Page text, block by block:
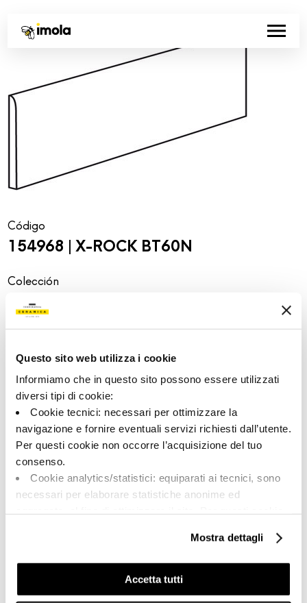
Questo sito web utilizza i cookie
Informiamo che in questo sito possono essere utilizzati
diversi tipi di cookie:
Cookie tecnici: necessari per ottimizzare la
navigazione e fornire eventuali servizi richiesti dall’utente.
Per questi cookie non occorre l’acquisizione del tuo
consenso.
Cookie analytics/statistici: equiparati ai tecnici, sono
necessari per elaborare statistiche anonime ed
Cookie di profilazione/marketing: sono utilizzati, solo
previo tuo consenso, per esaminare le tue abitudini di
navigazione e mostrarti quindi avvisi pubblicitari mirati, in
linea con le tue preferenze.
Mostra dettagli
Accetta tutti
Código
154968 | X-ROCK BT60N
Colección
00652
Color:
Tipo:
Pizas especiales
Formato:
6.0x60.0
Acabado:
Aspecto de la superficie:
opaco
V2
Unidad de medida:
PZ